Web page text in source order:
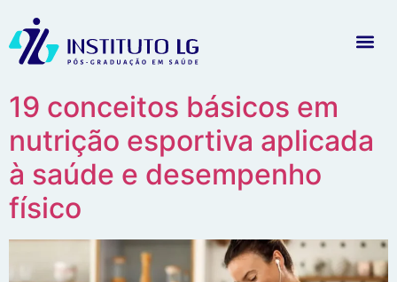
19 conceitos básicos em
nutrição esportiva aplicada
à saúde e desempenho
físico